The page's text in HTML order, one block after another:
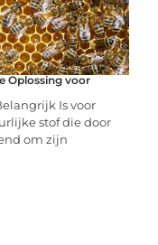
Oplossing voor
Is voor
stof die door
om zijn